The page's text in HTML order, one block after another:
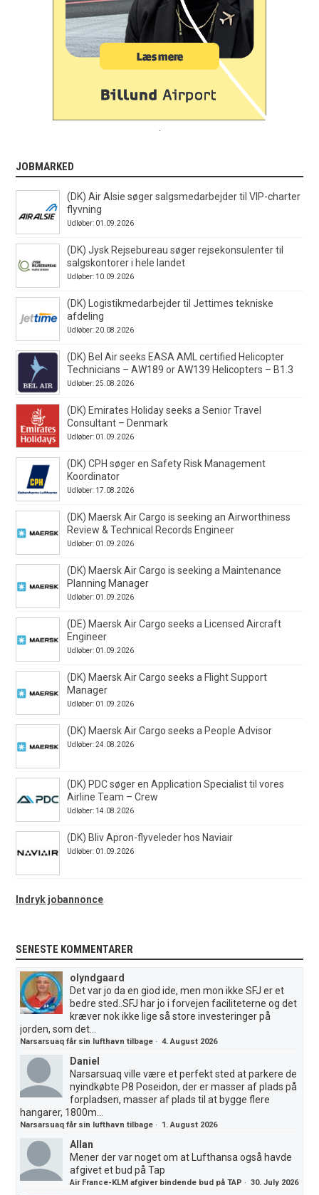
JOBMARKED
(DK) Air Alsie søger salgsmedarbejder til VIP-charter
flyvning
Udløber: 01.09.2026
(DK) Jysk Rejsebureau søger rejsekonsulenter til
salgskontorer i hele landet
Udløber: 10.09.2026
(DK) Logistikmedarbejder til Jettimes tekniske
afdeling
Udløber: 20.08.2026
(DK) Bel Air seeks EASA AML certified Helicopter
Technicians – AW189 or AW139 Helicopters – B1.3
Udløber: 25.08.2026
(DK) Emirates Holiday seeks a Senior Travel
Consultant – Denmark
Udløber: 01.09.2026
(DK) CPH søger en Safety Risk Management
Koordinator
Udløber: 17.08.2026
(DK) Maersk Air Cargo is seeking an Airworthiness
Review & Technical Records Engineer
Udløber: 01.09.2026
(DK) Maersk Air Cargo is seeking a Maintenance
Planning Manager
Udløber: 01.09.2026
(DE) Maersk Air Cargo seeks a Licensed Aircraft
Engineer
Udløber: 01.09.2026
(DK) Maersk Air Cargo seeks a Flight Support
Manager
Udløber: 01.09.2026
(DK) Maersk Air Cargo seeks a People Advisor
Udløber: 24.08.2026
(DK) PDC søger en Application Specialist til vores
Airline Team – Crew
Udløber: 14.08.2026
(DK) Bliv Apron-flyveleder hos Naviair
Udløber: 01.09.2026
Indryk jobannonce
SENESTE KOMMENTARER
olyndgaard
Det var jo da en giod ide, men mon ikke SFJ er et
bedre sted..SFJ har jo i forvejen faciliteterne og det
kræver nok ikke lige så store investeringer på
jorden, som det...
Narsarsuaq får sin lufthavn tilbage ·4. August 2026
Daniel
Narsarsuaq ville være et perfekt sted at parkere de
nyindkøbte P8 Poseidon, der er masser af plads på
forpladsen, masser af plads til at bygge flere
hangarer, 1800m...
Narsarsuaq får sin lufthavn tilbage · 1. August 2026
Allan
Mener der var noget om at Lufthansa også havde
afgivet et bud på Tap
Air France-KLM afgiver bindende bud på TAP ·30. July 2026